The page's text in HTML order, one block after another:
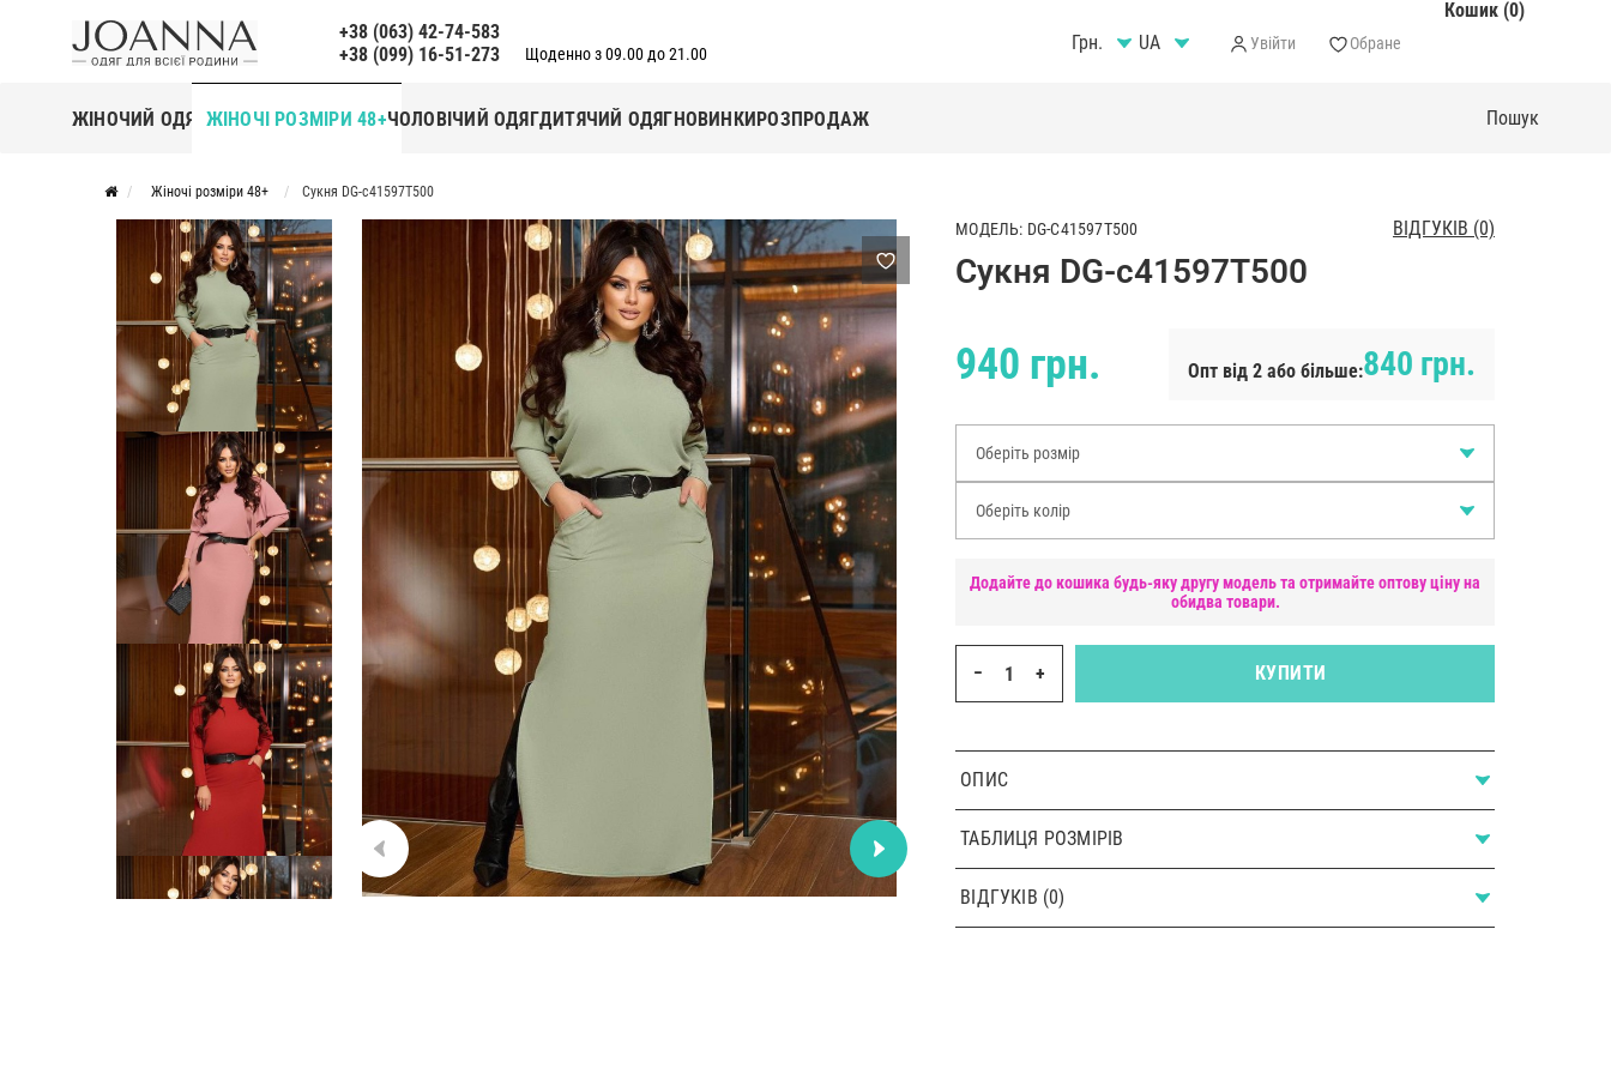
+38 (063) 42-74-583
+38 (099) 16-51-273
Щоденно з 09.00 до 21.00 Грн. Увійти Обране
Кошик (0)
ЖІНОЧИЙ ОДЯГ ЖІНОЧІ РОЗМІРИ 48+ЧОЛОВІЧИЙ ОДЯГДИТЯЧИЙ ОДЯГНОВИНКИРОЗПРОДАЖ
Жіночі розміри 48+ Сукня DG-c41597T500
МОДЕЛЬ: DG-C41597T500 ВІДГУКІВ (0)
Сукня DG-c41597T500
940 грн. Опт від 2 або більше:840 грн.
Оберіть розмір
Оберіть колір
Додайте до кошика будь-яку другу модель та отримайте оптову ціну на
обидва товари.
− + КУПИТИ
ОПИС
ТАБЛИЦЯ РОЗМІРІВ
ВІДГУКІВ (0)